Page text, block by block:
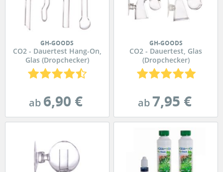
GH-GOODS
CO2 - Dauertest Hang-On,
Glas (Dropchecker)
ab6,90 €
GH-GOODS
CO2 - Dauertest, Glas
(Dropchecker)
ab7,95 €